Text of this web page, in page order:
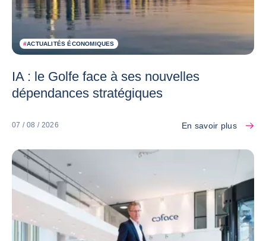
#ACTUALITÉS ÉCONOMIQUES
IA : le Golfe face à ses nouvelles
dépendances stratégiques
07 / 08 / 2026 En savoir plus